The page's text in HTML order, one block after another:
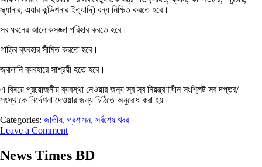
স্ক্যানার, এয়ার কন্ডিশনার ইত্যাদি) বন্ধ নিশ্চিত করতে হবে।
সব ধরনের আলোকসজ্জা পরিহার করতে হবে।
গাড়ির ব্যবহার সীমিত করতে হবে।
জ্বালানি ব্যবহারে সাশ্রয়ী হতে হবে।
এ বিষয়ে প্রয়োজনীয় ব্যবস্থা নেওয়ার জন্য স্ব স্ব নিয়ন্ত্রণাধীন সংশ্লিষ্ট সব দপ্তর/
সংস্থাকে নির্দেশনা দেওয়ার জন্য চিঠিতে অনুরোধ করা হয়।
Categories: জাতীয়, প্রশাসন, সর্বশেষ খবর
Leave a Comment
News Times BD